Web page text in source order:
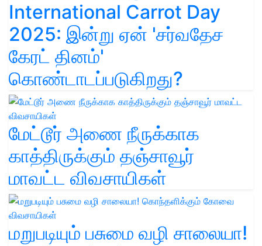
International Carrot Day
2025: இன்று ஏன் 'சர்வதேச
கேரட் தினம்'
கொண்டாடப்படுகிறது?
மேட்டூர் அணை நீருக்காக
காத்திருக்கும் தஞ்சாவூர்
மாவட்ட விவசாயிகள்
மறுபடியும் பசுமை வழி சாலையா!